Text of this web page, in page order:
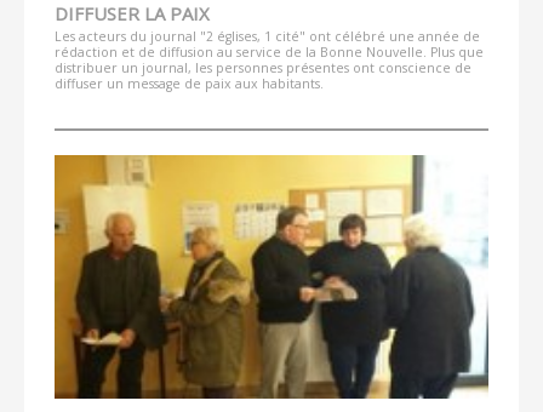
DIFFUSER LA PAIX
Les acteurs du journal "2 églises, 1 cité" ont célébré une année de
rédaction et de diffusion au service de la Bonne Nouvelle. Plus que
distribuer un journal, les personnes présentes ont conscience de
diffuser un message de paix aux habitants.